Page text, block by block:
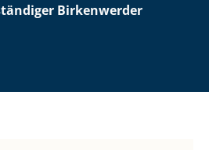
Birkenwerder